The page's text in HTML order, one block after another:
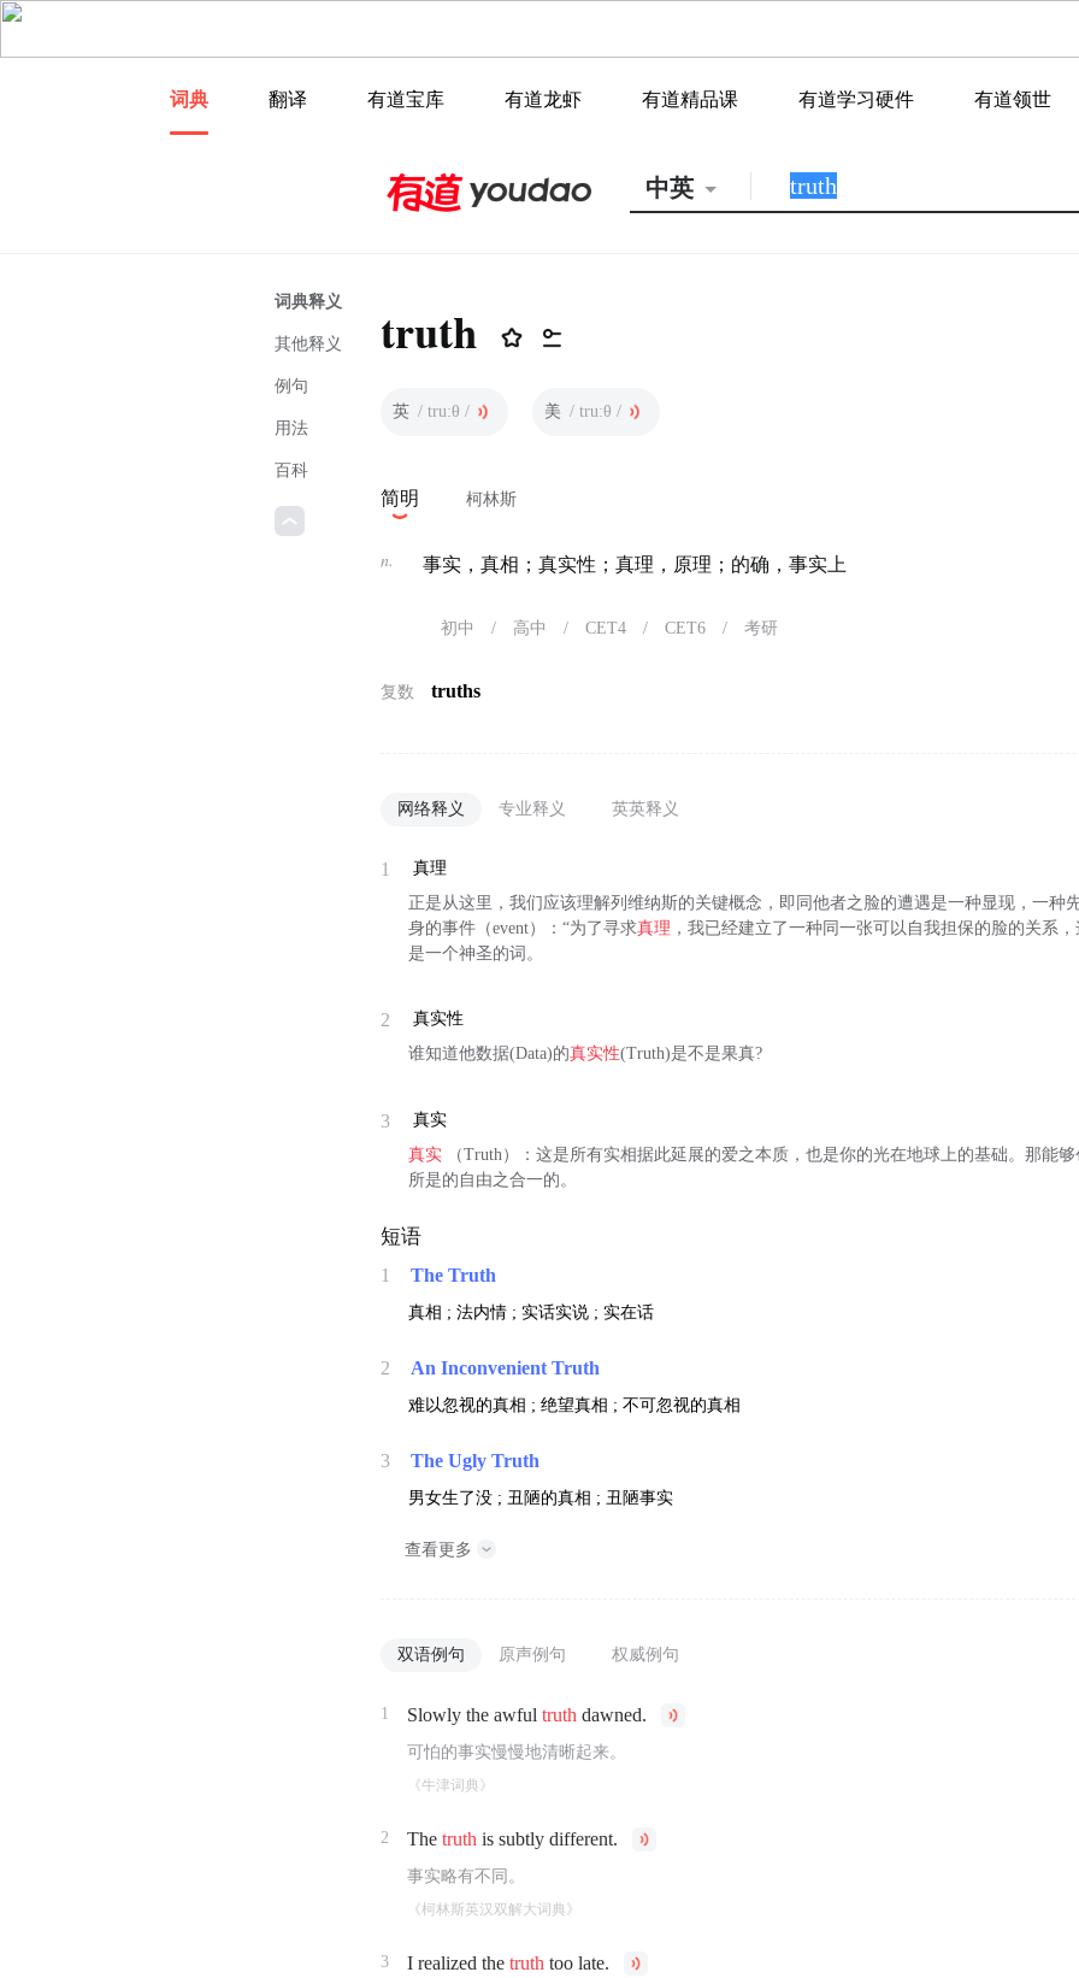
词典 翻译 有道宝库 有道龙虾 有道精品课 有道学习硬件 有道领世
中英
词典释义
其他释义
例句
用法
百科
truth
英 / truːθ / 美 / truːθ /
简明 柯林斯
n. 事实，真相；真实性；真理，原理；的确，事实上
初中 / 高中 / CET4 / CET6 / 考研
复数 truths
网络释义 专业释义 英英释义
1
真理
正是从这里，我们应该理解列维纳斯的关键概念，即同他者之脸的遭遇是一种显现，一种
身的事件（event）：“为了寻求真理 ，我已经建立了一种同一张可以自我担保的脸的关系
是一个神圣的词。
2
真实性
谁知道他数据(Data)的真实性(Truth)是不是果真?
3
真实
真实 （Truth）：这是所有实相据此延展的爱之本质，也是你的光在地球上的基础。那能
所是的自由之合一的。
短语
1 The Truth
真相 ; 法内情 ; 实话实说 ; 实在话
2 An Inconvenient Truth
难以忽视的真相 ; 绝望真相 ; 不可忽视的真相
3 The Ugly Truth
男女生了没 ; 丑陋的真相 ; 丑陋事实
查看更多
双语例句 原声例句 权威例句
1 Slowly the awfultruth dawned.
可怕的事实慢慢地清晰起来。
《牛津词典》
2 Thetruth is subtly different.
事实略有不同。
《柯林斯英汉双解大词典》
3 I realized thetruth too late.